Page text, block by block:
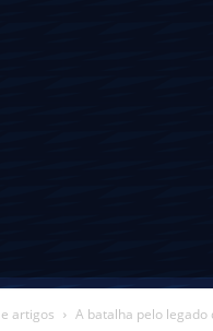
artigos A batalha pelo legado